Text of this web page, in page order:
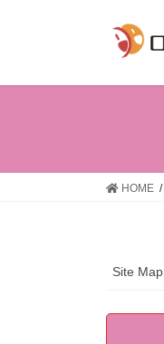
HOME
Site Map